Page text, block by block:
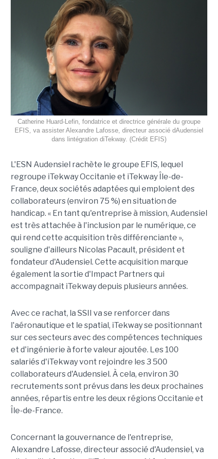
Catherine Huard-Lefin, fondatrice et directrice générale du groupe
EFIS, va assister Alexandre Lafosse, directeur associé dAudensiel
dans lintégration diTekway. (Crédit EFIS)
L'ESN Audensiel rachète le groupe EFIS, lequel
regroupe iTekway Occitanie et iTekway Île-de-
France, deux sociétés adaptées qui emploient des
collaborateurs (environ 75 %) en situation de
handicap. « En tant qu'entreprise à mission, Audensiel
est très attachée à l'inclusion par le numérique, ce
qui rend cette acquisition très différenciante »,
souligne d'ailleurs Nicolas Pacault, président et
fondateur d'Audensiel. Cette acquisition marque
également la sortie d'Impact Partners qui
accompagnait iTekway depuis plusieurs années.
Avec ce rachat, la SSII va se renforcer dans
l'aéronautique et le spatial, iTekway se positionnant
sur ces secteurs avec des compétences techniques
et d'ingénierie à forte valeur ajoutée. Les 100
salariés d'iTekway vont rejoindre les 3 500
collaborateurs d'Audensiel. À cela, environ 30
recrutements sont prévus dans les deux prochaines
années, répartis entre les deux régions Occitanie et
Île-de-France.
Concernant la gouvernance de l'entreprise,
Alexandre Lafosse, directeur associé d'Audensiel, va